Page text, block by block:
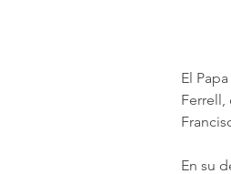
El
Ferrell,
En su